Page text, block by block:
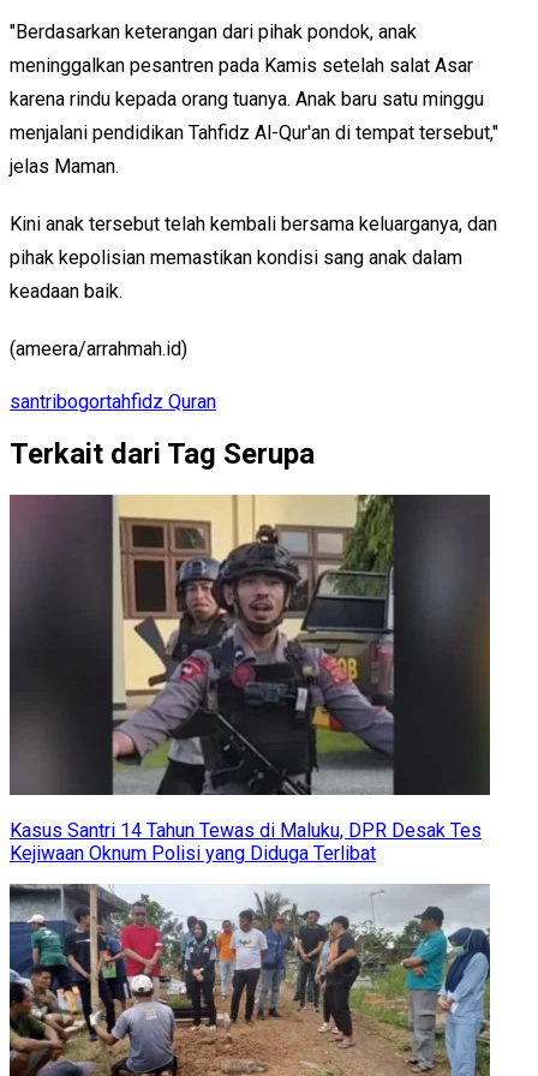
"Berdasarkan keterangan dari pihak pondok, anak
meninggalkan pesantren pada Kamis setelah salat Asar
karena rindu kepada orang tuanya. Anak baru satu minggu
menjalani pendidikan Tahfidz Al-Qur'an di tempat tersebut,"
jelas Maman.
Kini anak tersebut telah kembali bersama keluarganya, dan
pihak kepolisian memastikan kondisi sang anak dalam
keadaan baik.
(ameera/arrahmah.id)
santribogortahfidz Quran
Terkait dari Tag Serupa
Kasus Santri 14 Tahun Tewas di Maluku, DPR Desak Tes
Kejiwaan Oknum Polisi yang Diduga Terlibat